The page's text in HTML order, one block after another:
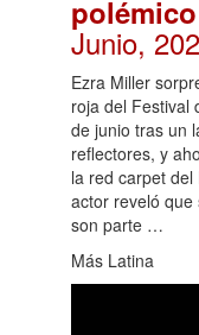
Junio,
Ezra Miller
roja del Festival
de junio tras un
reflectores, y
la red carpet
actor reveló
son parte …
Más Latina